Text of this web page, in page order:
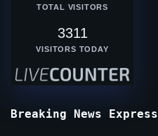
TOTAL VISITORS
3311
VISITORS TODAY
Breaking News Express